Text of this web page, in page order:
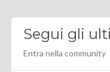
Segui gli
Entra nella community